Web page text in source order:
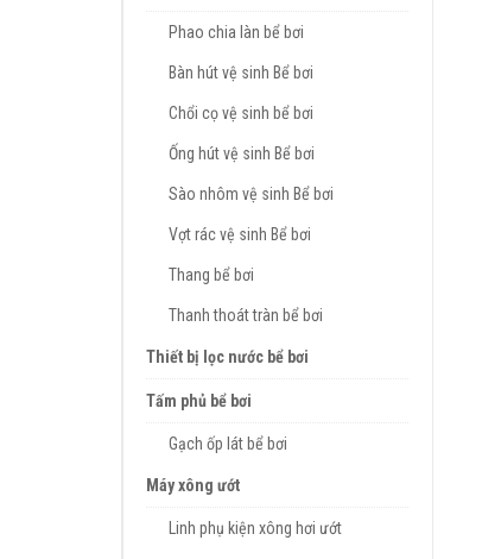
Phao chia làn bể bơi
Bàn hút vệ sinh Bể bơi
Chổi cọ vệ sinh bể bơi
Ống hút vệ sinh Bể bơi
Sào nhôm vệ sinh Bể bơi
Vợt rác vệ sinh Bể bơi
Thang bể bơi
Thanh thoát tràn bể bơi
Thiết bị lọc nước bể bơi
Tấm phủ bể bơi
Gạch ốp lát bể bơi
Máy xông ướt
Linh phụ kiện xông hơi ướt